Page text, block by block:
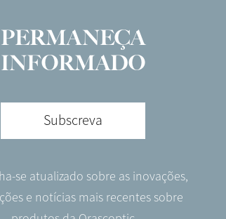
PERMANEÇA
INFORMADO
Subscreva
se atualizado sobre as inovações,
e notícias mais recentes sobre